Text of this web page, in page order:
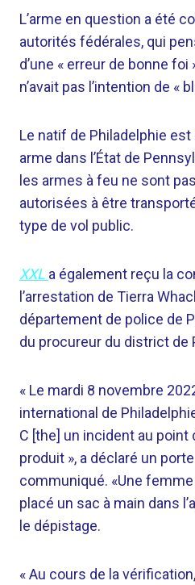
L’arme en question a été
autorités fédérales, qui
d’une « erreur de bonne
n’avait pas l’intention de «
Le natif de Philadelphie
arme dans l’État de
les armes à feu ne sont
autorisées à être
type de vol public.
XXL a également reçu la
l’arrestation de Tierra
département de police de
du procureur du district de
« Le mardi 8 novembre
international de
C [the] un incident au point
produit », a déclaré un
communiqué. «Une
placé un sac à main dans
le dépistage.
« Au cours de la